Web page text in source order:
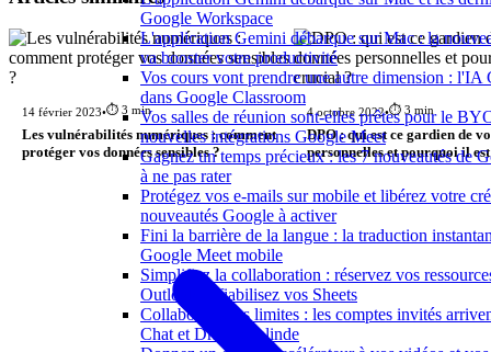
Google Workspace
L'application Gemini débarque sur Mac : la
va booster votre productivité
Vos cours vont prendre une autre dimension : l'IA
dans Google Classroom
Vos salles de réunion sont-elles prêtes pour le
nouvelles intégrations Google Meet
Gagnez un temps précieux : les 7 nouveautés de
à ne pas rater
Protégez vos e-mails sur mobile et libérez votre
nouveautés Google à activer
Fini la barrière de la langue : la traduction
Google Meet mobile
Simplifiez la collaboration : réservez vos
Outlook et fiabilisez vos Sheets
Collaborez sans limites : les comptes invités
Chat et Drive se blinde
14 février 2023•⏱️ 3 min
Les vulnérabilités numériques : comment
protéger vos données sensibles ?
4 octobre 2022•⏱️ 3 min
DPO : qui est ce gardien de
personnelles et pourquoi il